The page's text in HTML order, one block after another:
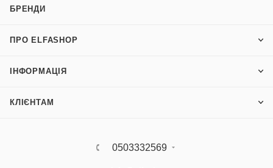
БРЕНДИ
ПРО ELFASHOP
ІНФОРМАЦІЯ
КЛІЄНТАМ
0503332569